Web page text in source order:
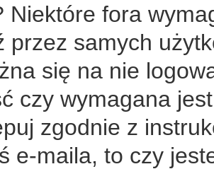
Niektóre fora
przez samych
się na nie
czy wymagana
zgodnie z
e-maila, to czy